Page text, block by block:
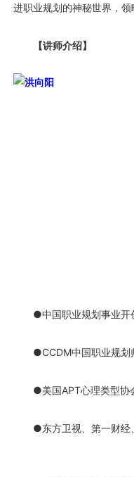
进职业规划的神秘世界，领
【讲师介绍】
●中国职业规划事业开
●CCDM中国职业规划
●美国APT心理类型协
●东方卫视、第一财经